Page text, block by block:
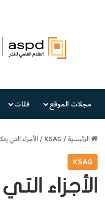
مجلات الموقع فئات
الرئيسية/
KSAG
/الأجزاء التي
KSAG
الأجزاء